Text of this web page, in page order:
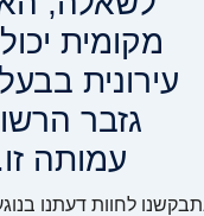
מקומית
עירונית
גזבר
עמותה
לחוות דעתנו